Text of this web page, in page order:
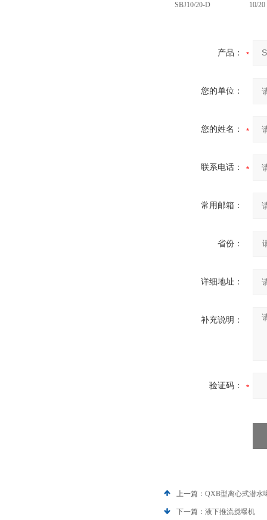
SBJ10/20-D
10/20
产品：
您的单位：
您的姓名：
联系电话：
常用邮箱：
省份：
详细地址：
补充说明：
验证码：
上一篇： QXB型离心式潜水
下一篇： 液下推流搅曝机